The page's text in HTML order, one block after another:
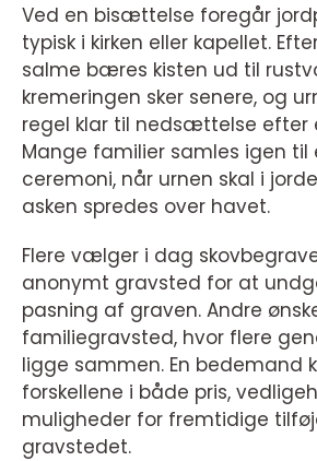
Ved en bisættelse foregår
typisk i kirken eller kapellet.
salme bæres kisten ud til
kremeringen sker senere, og
regel klar til nedsættelse efter
Mange familier samles igen til
ceremoni, når urnen skal i
asken spredes over havet.
Flere vælger i dag
anonymt gravsted for at
pasning af graven. Andre
familiegravsted, hvor flere
ligge sammen. En bedemand
forskellene i både pris,
muligheder for fremtidige
gravstedet.